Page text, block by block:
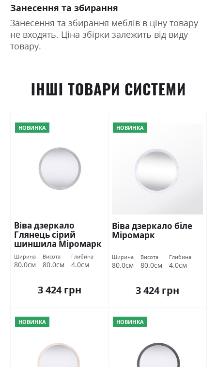
Занесення та збирання
Занесення та збирання меблів в ціну товару
не входять. Ціна збірки залежить від виду
товару.
ІНШІ ТОВАРИ СИСТЕМИ
НОВИНКА
Віва дзеркало
Глянець сірий
шиншила Міромарк
Ширина
80.0см
Висота
80.0см
Глибина
4.0см
3 424 грн
НОВИНКА
Віва дзеркало біле
Міромарк
Ширина
80.0см
Висота
80.0см
Глибина
4.0см
3 424 грн
НОВИНКА НОВИНКА